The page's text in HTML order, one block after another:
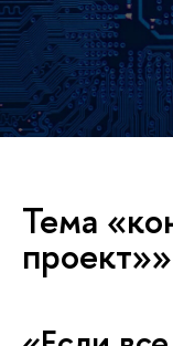
Тема
проект»»